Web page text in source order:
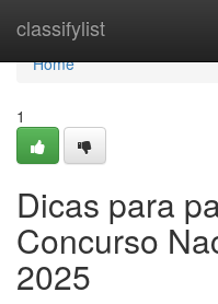
classifylist
Home
Home
1
Dicas para
Concurso
2025